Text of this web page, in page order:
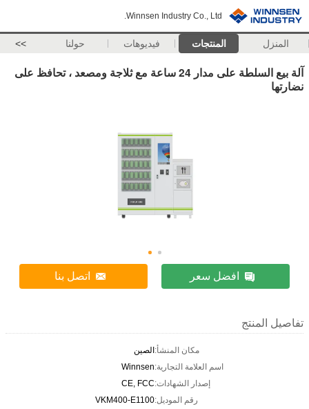
Winnsen Industry Co., Ltd.
المنزل المنتجات فيديوهات حولنا >>
آلة بيع السلطة على مدار 24 ساعة مع ثلاجة ومصعد ، تحافظ على
نضارتها
افضل سعر اتصل بنا
تفاصيل المنتج
مكان المنشأ:الصين
اسم العلامة التجارية:Winnsen
إصدار الشهادات:CE, FCC
رقم الموديل:VKM400-E1100